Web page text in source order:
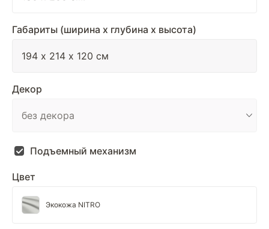
Габариты (ширина х глубина х высота)
Декор
Подъемный механизм
Цвет
Экокожа NITRO